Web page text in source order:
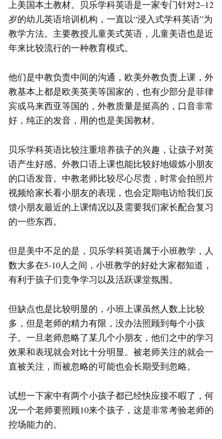
上美国本土教材。贝乐学科英语是一家专门针对2–12
岁的幼儿英语培训机构，一直以“浸入式学科英语”为
教学方法。主要教授儿童美式英语，儿童美语也是近
年来比较流行的一种教育模式。
他们是中教负责中间的沟通，欧美外教负责上课，外
教基本上都是欧美英美等国家的，也有少部分是菲律
宾或马来西亚等国的，外教质量是挺高的，口音非常
好，纯正的发音，用的也是美国教材。
贝乐学科英语比较注重培养孩子的兴趣，让孩子对英
语产生好感。外教口语上课也能比较好地锻炼小朋友
的口语发音。中教老师比较尽心尽责，时常会拍照片
视频给家长看小朋友的表现，也会定期电访给我们反
馈小朋友最近的上课情况以及需要我们家长配合复习
的一些东西。
但是美中不足的是，贝乐学科英语属于小班教学，人
数大多在5-10人之间，小班教学的好处大家都知道，
有利于孩子们竞争学习以及活跃课堂氛围。
但缺点也是比较明显的，小班上课虽然人数上比较
多，但是老师的精力有限，没办法照顾到每个小孩
子。一旦老师忽略了某几个小朋友，他们之中的学习
效果和表现就会对比十分明显。被老师关注的就会一
直被关注，而被忽略的可能也会长期受到忽略。
试想一下家中有两个小孩子都已经快应接不暇了，何
况一个老师要照顾10来个孩子，这是非常考验老师的
控场能力的。